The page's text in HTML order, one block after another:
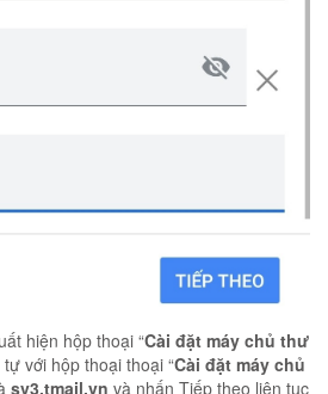
hiện hộp thoại “Cài đặt máy chủ thư
với hộp thoại thoại “Cài đặt máy chủ
sv3.tmail.vn và nhấn Tiếp theo liên tục